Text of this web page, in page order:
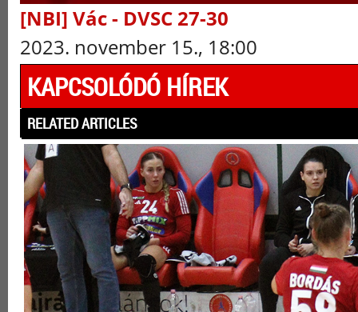
[NBI] Vác - DVSC 27-30
2023. november 15., 18:00
KAPCSOLÓDÓ HÍREK
RELATED ARTICLES